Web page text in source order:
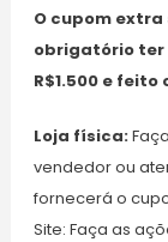
O cupom extra
obrigatório ter
R$1.500 e
Loja física:
vendedor ou
fornecerá o
Site: Faça as